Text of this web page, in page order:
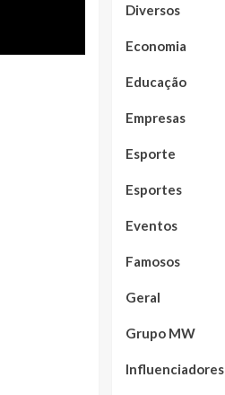
Diversos
Economia
Educação
Empresas
Esporte
Esportes
Eventos
Famosos
Geral
Grupo MW
Influenciadores